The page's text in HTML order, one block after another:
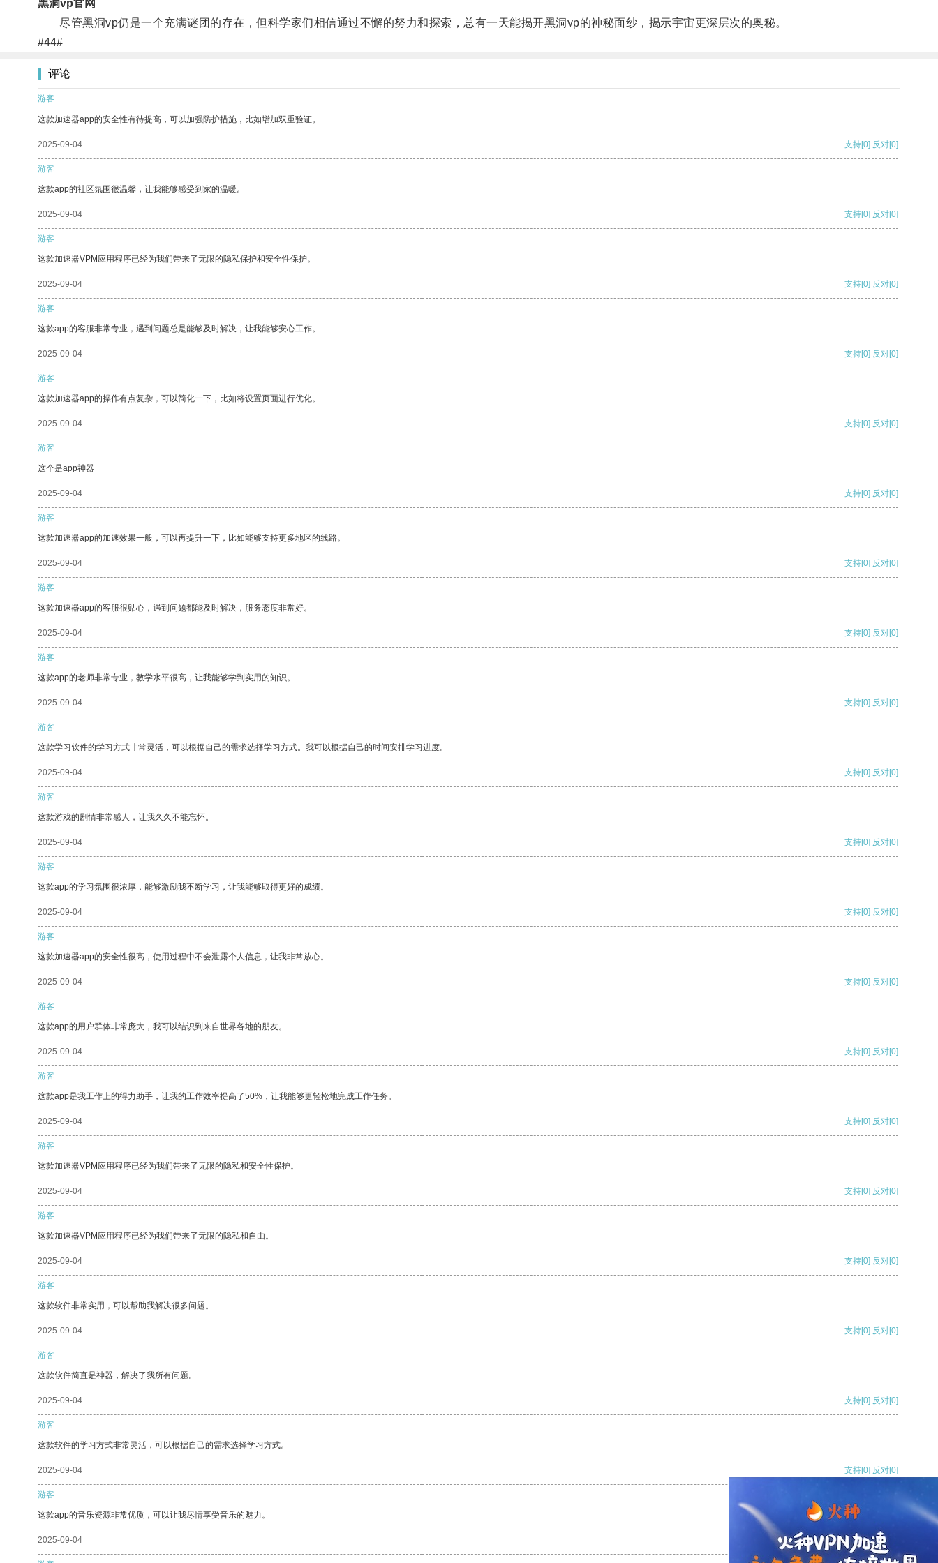
黑洞vp官网
尽管黑洞vp仍是一个充满谜团的存在，但科学家们相信通过不懈的努力和探索，总有一天能揭开黑洞vp的神秘面纱，揭示宇宙更深层次的奥秘。
#44#
评论
游客
这款加速器app的安全性有待提高，可以加强防护措施，比如增加双重验证。
2025-09-04 支持[0] 反对[0]
游客
这款app的社区氛围很温馨，让我能够感受到家的温暖。
2025-09-04 支持[0] 反对[0]
游客
这款加速器VPM应用程序已经为我们带来了无限的隐私保护和安全性保护。
2025-09-04 支持[0] 反对[0]
游客
这款app的客服非常专业，遇到问题总是能够及时解决，让我能够安心工作。
2025-09-04 支持[0] 反对[0]
游客
这款加速器app的操作有点复杂，可以简化一下，比如将设置页面进行优化。
2025-09-04 支持[0] 反对[0]
游客
这个是app神器
2025-09-04 支持[0] 反对[0]
游客
这款加速器app的加速效果一般，可以再提升一下，比如能够支持更多地区的线路。
2025-09-04 支持[0] 反对[0]
游客
这款加速器app的客服很贴心，遇到问题都能及时解决，服务态度非常好。
2025-09-04 支持[0] 反对[0]
游客
这款app的老师非常专业，教学水平很高，让我能够学到实用的知识。
2025-09-04 支持[0] 反对[0]
游客
这款学习软件的学习方式非常灵活，可以根据自己的需求选择学习方式。我可以根据自己的时间安排学习进度。
2025-09-04 支持[0] 反对[0]
游客
这款游戏的剧情非常感人，让我久久不能忘怀。
2025-09-04 支持[0] 反对[0]
游客
这款app的学习氛围很浓厚，能够激励我不断学习，让我能够取得更好的成绩。
2025-09-04 支持[0] 反对[0]
游客
这款加速器app的安全性很高，使用过程中不会泄露个人信息，让我非常放心。
2025-09-04 支持[0] 反对[0]
游客
这款app的用户群体非常庞大，我可以结识到来自世界各地的朋友。
2025-09-04 支持[0] 反对[0]
游客
这款app是我工作上的得力助手，让我的工作效率提高了50%，让我能够更轻松地完成工作任务。
2025-09-04 支持[0] 反对[0]
游客
这款加速器VPM应用程序已经为我们带来了无限的隐私和安全性保护。
2025-09-04 支持[0] 反对[0]
游客
这款加速器VPM应用程序已经为我们带来了无限的隐私和自由。
2025-09-04 支持[0] 反对[0]
游客
这款软件非常实用，可以帮助我解决很多问题。
2025-09-04 支持[0] 反对[0]
游客
这款软件简直是神器，解决了我所有问题。
2025-09-04 支持[0] 反对[0]
游客
这款软件的学习方式非常灵活，可以根据自己的需求选择学习方式。
2025-09-04 支持[0] 反对[0]
游客
这款app的音乐资源非常优质，可以让我尽情享受音乐的魅力。
2025-09-04 支持[0] 反对